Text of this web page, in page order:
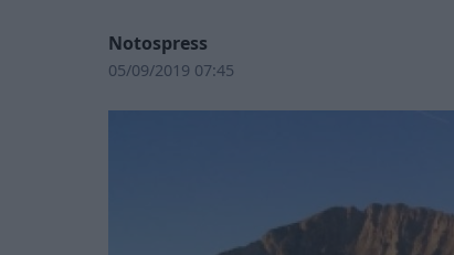
Notospress
05/09/2019 07:45